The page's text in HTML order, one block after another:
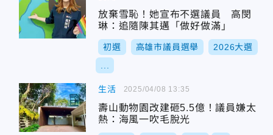
放棄雪恥！她宣布不選議員 高閔
琳：追隨陳其邁「做好做滿」
初選 高雄市議員選舉 2026大選
生活
壽山動物園改建砸5.5億！議員嫌太
熱：海風一吹毛脫光
2025/04/08 13:35